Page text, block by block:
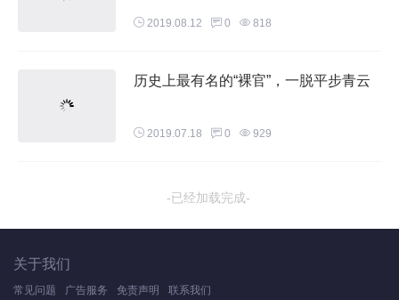
2019.08.12 0 818
历史上最有名的“裸官”，一脱平步青云
2019.07.18 0 929
-已经加载完成-
关于我们
常见问题 广告服务 免责声明 联系我们